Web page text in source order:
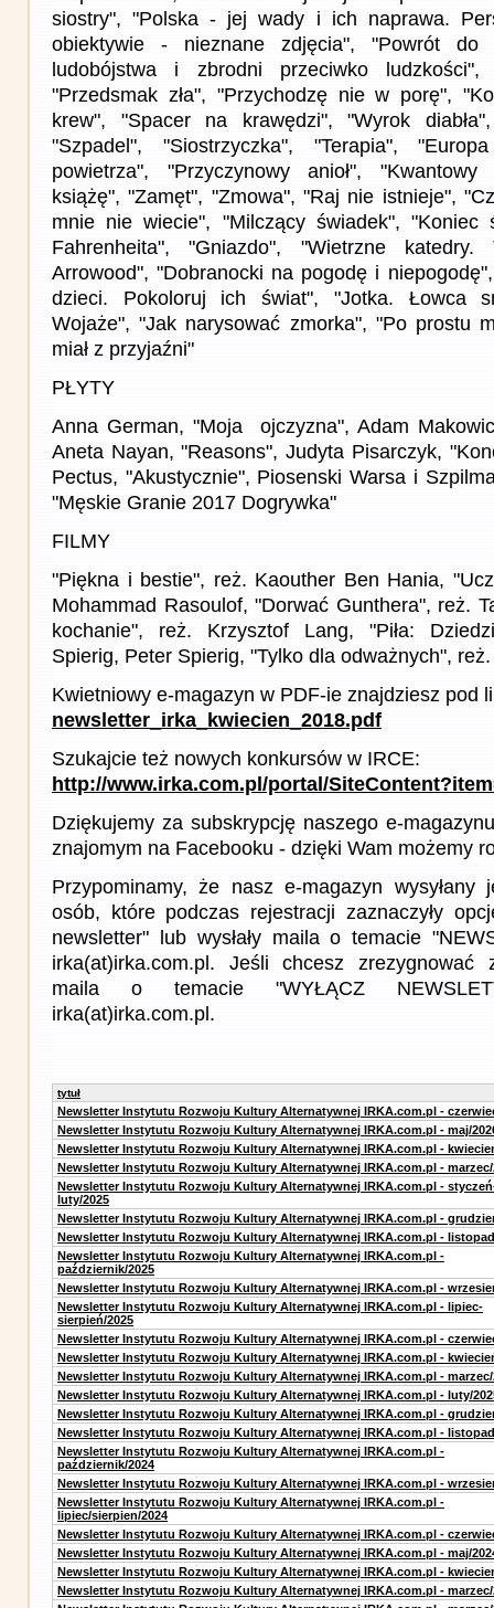
siostry", "Polska - jej wady i ich naprawa.
obiektywie - nieznane zdjęcia", "Powrót do
ludobójstwa i zbrodni przeciwko
"Przedsmak zła", "Przychodzę nie w porę",
krew", "Spacer na krawędzi", "Wyrok
"Szpadel", "Siostrzyczka", "Terapia",
powietrza", "Przyczynowy anioł", "Kwantowy
książę", "Zamęt", "Zmowa", "Raj nie istnieje",
mnie nie wiecie", "Milczący świadek", "Koniec
Fahrenheita", "Gniazdo", "Wietrzne
Arrowood", "Dobranocki na pogodę i
dzieci. Pokoloruj ich świat", "Jotka. Łowca
Wojaże", "Jak narysować zmorka", "Po prostu
miał z przyjaźni"
PŁYTY
Anna German, "Moja ojczyzna", Adam
Aneta Nayan, "Reasons", Judyta Pisarczyk,
Pectus, "Akustycznie", Piosenski Warsa i
"Męskie Granie 2017 Dogrywka"
FILMY
"Piękna i bestie", reż. Kaouther Ben Hania,
Mohammad Rasoulof, "Dorwać Gunthera", reż.
kochanie", reż. Krzysztof Lang, "Piła:
Spierig, Peter Spierig, "Tylko dla odważnych",
Kwietniowy e-magazyn w PDF-ie znajdziesz pod
newsletter_irka_kwiecien_2018.pdf
Szukajcie też nowych konkursów w IRCE:
http://www.irka.com.pl/portal/
Dziękujemy za subskrypcję naszego e-
znajomym na Facebooku - dzięki Wam możemy
Przypominamy, że nasz e-magazyn
osób, które podczas rejestracji zaznaczyły
newsletter" lub wysłały maila o temacie
irka(at)irka.com.pl. Jeśli chcesz zrezygnować
maila o temacie "WYŁĄCZ
irka(at)irka.com.pl.
tytuł
Newsletter Instytutu Rozwoju Kultury Alternatywnej IRKA.com.pl -
Newsletter Instytutu Rozwoju Kultury Alternatywnej IRKA.com.pl - maj/
Newsletter Instytutu Rozwoju Kultury Alternatywnej IRKA.com.pl -
Newsletter Instytutu Rozwoju Kultury Alternatywnej IRKA.com.pl - marzec/
Newsletter Instytutu Rozwoju Kultury Alternatywnej IRKA.com.pl -
luty/2025
Newsletter Instytutu Rozwoju Kultury Alternatywnej IRKA.com.pl -
Newsletter Instytutu Rozwoju Kultury Alternatywnej IRKA.com.pl -
Newsletter Instytutu Rozwoju Kultury Alternatywnej IRKA.com.pl -
październik/2025
Newsletter Instytutu Rozwoju Kultury Alternatywnej IRKA.com.pl -
Newsletter Instytutu Rozwoju Kultury Alternatywnej IRKA.com.pl - lipiec-
sierpień/2025
Newsletter Instytutu Rozwoju Kultury Alternatywnej IRKA.com.pl -
Newsletter Instytutu Rozwoju Kultury Alternatywnej IRKA.com.pl -
Newsletter Instytutu Rozwoju Kultury Alternatywnej IRKA.com.pl - marzec/
Newsletter Instytutu Rozwoju Kultury Alternatywnej IRKA.com.pl - luty/
Newsletter Instytutu Rozwoju Kultury Alternatywnej IRKA.com.pl -
Newsletter Instytutu Rozwoju Kultury Alternatywnej IRKA.com.pl -
Newsletter Instytutu Rozwoju Kultury Alternatywnej IRKA.com.pl -
październik/2024
Newsletter Instytutu Rozwoju Kultury Alternatywnej IRKA.com.pl -
Newsletter Instytutu Rozwoju Kultury Alternatywnej IRKA.com.pl -
lipiec/sierpien/2024
Newsletter Instytutu Rozwoju Kultury Alternatywnej IRKA.com.pl -
Newsletter Instytutu Rozwoju Kultury Alternatywnej IRKA.com.pl - maj/
Newsletter Instytutu Rozwoju Kultury Alternatywnej IRKA.com.pl -
Newsletter Instytutu Rozwoju Kultury Alternatywnej IRKA.com.pl - marzec/